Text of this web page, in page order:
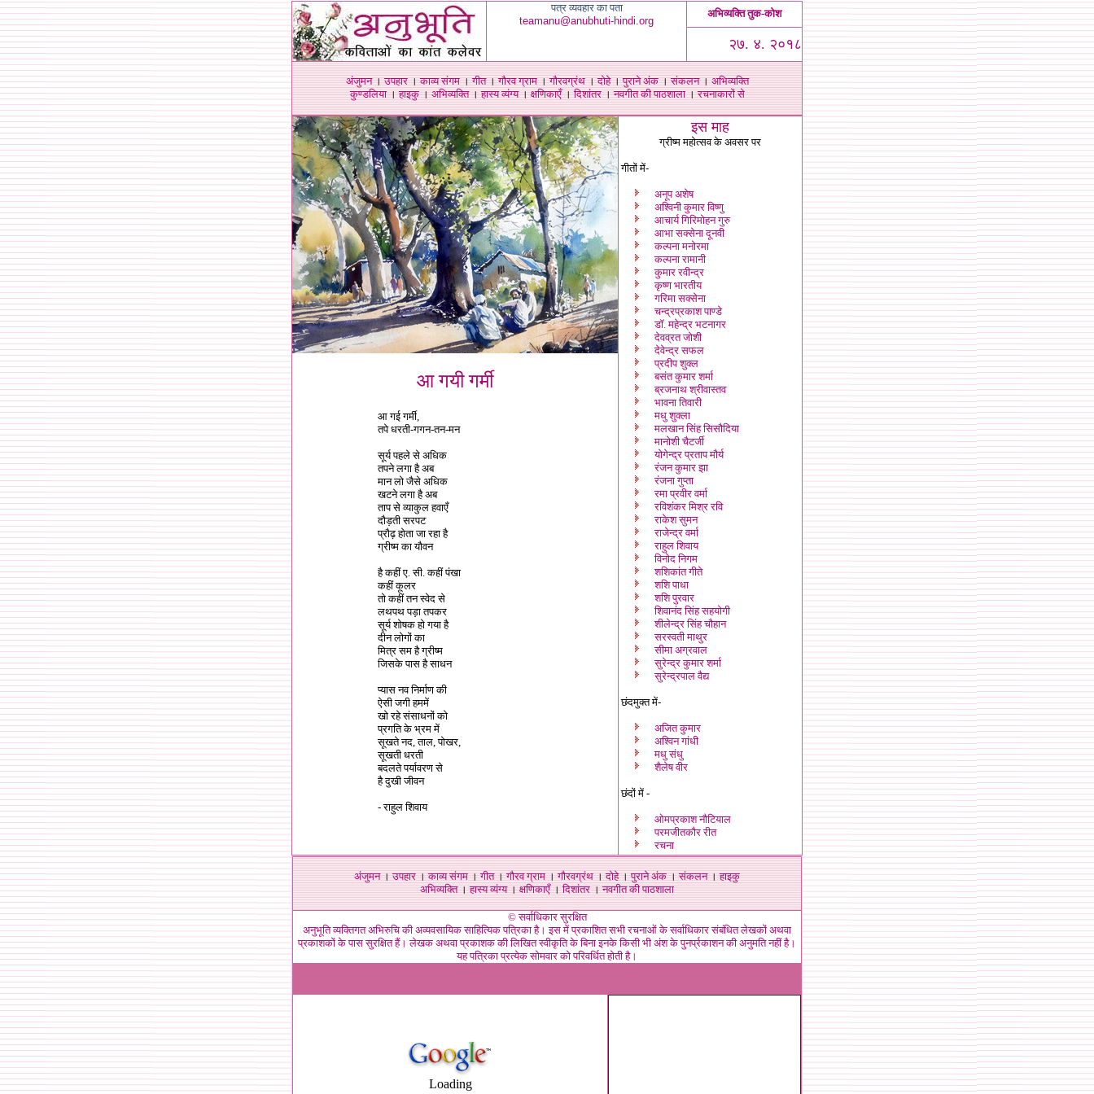
पत्र व्यवहार का पता
teamanu@anubhuti-hindi.org
अभिव्यक्ति तुक-कोश
२७. ४. २०१८
अंजुमन।उपहार।काव्य संगम।गीत।गौरव ग्राम।गौरवग्रंथ।दोहे।पुराने अंक।संकलन। अभिव्यक्ति
कुण्डलिया।हाइकु।अभिव्यक्ति।हास्य व्यंग्य।क्षणिकाएँ।दिशांतर।नवगीत की पाठशाला।रचनाकारों से
आ गयी गर्मी
आ गई गर्मी,
तपे धरती-गगन-तन-मन
सूर्य पहले से अधिक
तपने लगा है अब
मान लो जैसे अधिक
खटने लगा है अब
ताप से व्याकुल हवाएँ
दौड़ती सरपट
प्रौढ़ होता जा रहा है
ग्रीष्म का यौवन
है कहीं ए. सी. कहीं पंखा
कहीं कूलर
तो कहीं तन स्वेद से
लथपथ पड़ा तपकर
सूर्य शोषक हो गया है
दीन लोगों का
मित्र सम है ग्रीष्म
जिसके पास है साधन
प्यास नव निर्माण की
ऐसी जगी हममें
खो रहे संसाधनों को
प्रगति के भ्रम में
सूखते नद, ताल, पोखर,
सूखती धरती
बदलते पर्यावरण से
है दुखी जीवन
- राहुल शिवाय
इस माह
ग्रीष्म महोत्सव के अवसर पर
गीतों में-
अनूप अशेष
अश्विनी कुमार विष्णु
आचार्य गिरिमोहन गुरु
आभा सक्सेना दूनवी
कल्पना मनोरमा
कल्पना रामानी
कुमार रवीन्द्र
कृष्ण भारतीय
गरिमा सक्सेना
चन्द्रप्रकाश पाण्डे
डॉ. महेन्द्र भटनागर
देवव्रत जोशी
देवेन्द्र सफल
प्रदीप शुक्ल
बसंत कुमार शर्मा
ब्रजनाथ श्रीवास्तव
भावना तिवारी
मधु शुक्ला
मलखान सिंह सिसौदिया
मानोशी चैटर्जी
योगेन्द्र प्रताप मौर्य
रंजन कुमार झा
रंजना गुप्ता
रमा प्रवीर वर्मा
रविशंकर मिश्र रवि
राकेश सुमन
राजेन्द्र वर्मा
राहुल शिवाय
विनोद निगम
शशिकांत गीते
शशि पाधा
शशि पुरवार
शिवानंद सिंह सहयोगी
शीलेन्द्र सिंह चौहान
सरस्वती माथुर
सीमा अग्रवाल
सुरेन्द्र कुमार शर्मा
सुरेन्द्रपाल वैद्य
छंदमुक्त में-
अजित कुमार
अश्विन गांधी
मधु संधु
शैलेष वीर
छंदों में -
ओमप्रकाश नौटियाल
परमजीतकौर रीत
रचना
अंजुमन।उपहार ।काव्य संगम ।गीत।गौरव ग्राम ।गौरवग्रंथ ।दोहे।पुराने अंक ।संकलन।हाइकु
अभिव्यक्ति।हास्य व्यंग्य।क्षणिकाएँ।दिशांतर।नवगीत की पाठशाला
© सर्वाधिकार सुरक्षित
अनुभूति व्यक्तिगत अभिरुचि की अव्यवसायिक साहित्यिक पत्रिका है। इस में प्रकाशित सभी रचनाओं के सर्वाधिकार संबंधित लेखकों अथवा
प्रकाशकों के पास सुरक्षित हैं। लेखक अथवा प्रकाशक की लिखित स्वीकृति के बिना इनके किसी भी अंश के पुनर्प्रकाशन की अनुमति नहीं है।
यह पत्रिका प्रत्येक सोमवार को परिवर्धित होती है।
Loading